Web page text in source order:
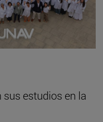
estudios en la